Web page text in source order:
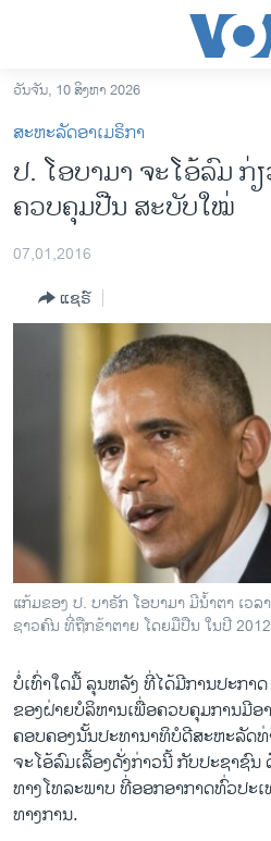
ເຂົ້າ
ຫາ
ຂ້າມ
ຂ້າມ
ຫາ
ລາວ
ການເລືອກຕັ້ງ ປະທານາທີບໍດີ ສະຫະລັດ
ຂ່າວ​ຈີນ
ໂລກ
ອິດສະຫຼະພາບດ້ານການຂ່າວ
ຊີວິດຊາວລາວ
ຊຸມຊົນຊາວລາວ
ວິທະຍາສາດ-ເທັກໂນໂລຈີ
ທຸລະກິດ
ພາສາອັງກິດ
ວີດີໂອ
ລາຍການກະຈາຍສຽງ
ລາຍງານ
ຕິດຕາມພວກເຮົາ ທີ່
ພາສາຕ່າງໆ
ວັນຈັນ, 10 ສິງຫາ 2026
ສະຫະລັດອາເມຣິກາ
ປ. ໂອບາມາ ຈະໂອ້ລົມ ກ່
ຄວບຄຸມປືນ ສະບັບໃໝ່
07,01,2016
ແຊຣ໌
ແກ້ມຂອງ ປ. ບາຣັກ ໂອບາມາ​ ມີນ້ຳຕາ ເວລ
ຊາວຄົນ ທີ່ຖືກຂ້າຕາຍ ໂດຍມືປືນ ໃນປີ​
ບໍ່​ເທົ່າ​ໃດ​ມື້ ລຸນຫລັງ ​ທີ່​ໄດ້​ມີ​ການ​ປະກາ
ຂອງ​ຝ່າຍ​ບໍລິຫານ​ເພື່ອ​ຄວບ​ຄຸມ​ການມີ​ອ
ຄອບ​ຄອງ​ນັ້ນປະທານາທິບໍດີ​ສະຫະລັດທ່
ຈະໂອ້​ລົມເລື້ອງດັ່ງກ່າວນີ້ ກັບ​ປະຊາຊົ
ທາງ​ໂທລະພາບ​ ທີ່​ອອກ​ອາກາດ​ທົ່ວ​ປະ​
​ທາງ​ການ.